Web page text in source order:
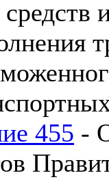
455 -